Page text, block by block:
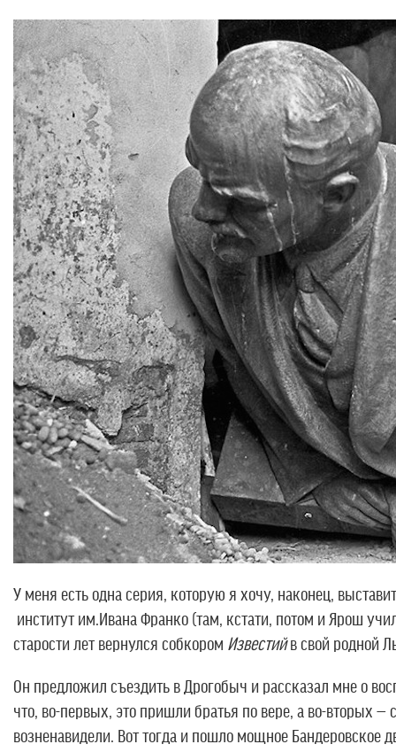
У меня есть одна серия, которую я хочу, наконец,
институт им.Ивана Франко (там, кстати, потом и Ярош
старости лет вернулся собкором Известийв свой родной
Он предложил съездить в Дрогобыч и рассказал мне о
что, во-первых, это пришли братья по вере, а во-вторых
возненавидели. Вот тогда и пошло мощное Бандеровское